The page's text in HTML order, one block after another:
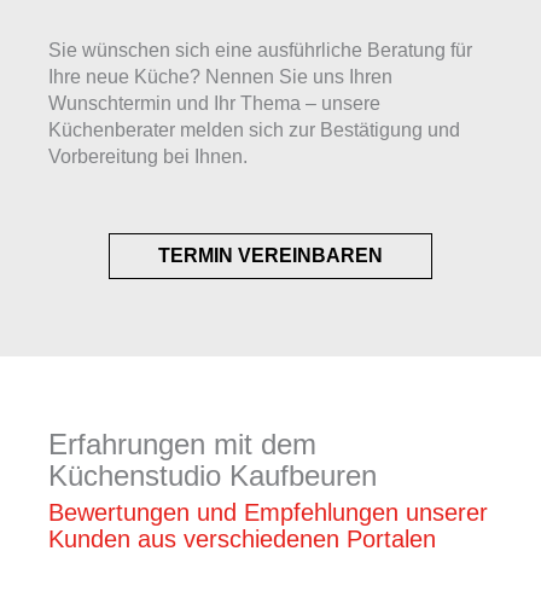
Sie wünschen sich eine ausführliche Beratung für
Ihre neue Küche? Nennen Sie uns Ihren
Wunschtermin und Ihr Thema – unsere
Küchenberater melden sich zur Bestätigung und
Vorbereitung bei Ihnen.
TERMIN VEREINBAREN
Erfahrungen mit dem
Küchenstudio Kaufbeuren
Bewertungen und Empfehlungen unserer
Kunden aus verschiedenen Portalen